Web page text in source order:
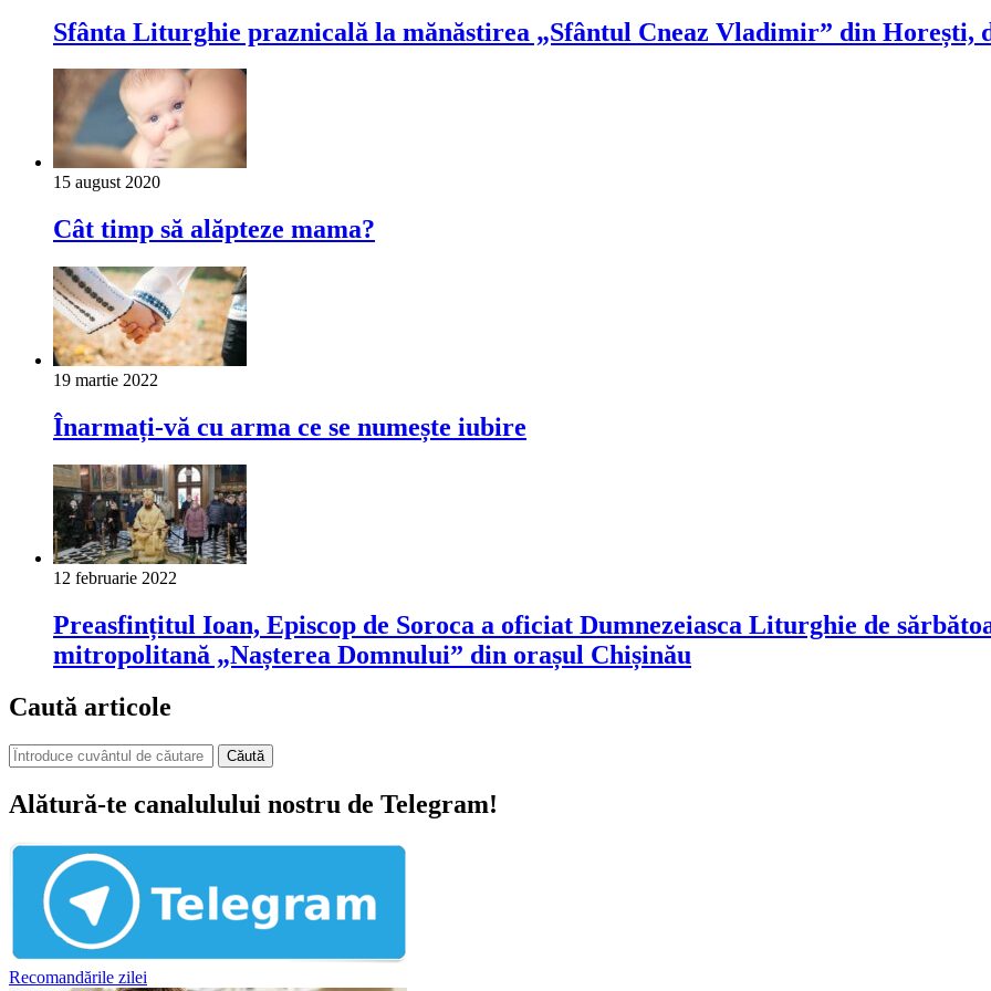
Sfânta Liturghie praznicală la mănăstirea „Sfântul Cneaz Vladimir” din Horești,
15 august 2020
Cât timp să alăpteze mama?
19 martie 2022
Înarmați-vă cu arma ce se numește iubire
12 februarie 2022
Preasfințitul Ioan, Episcop de Soroca a oficiat Dumnezeiasca Liturghie de
mitropolitană „Nașterea Domnului” din orașul Chișinău
Caută articole
Căută
Alătură-te canalulului nostru de Telegram!
Recomandările zilei